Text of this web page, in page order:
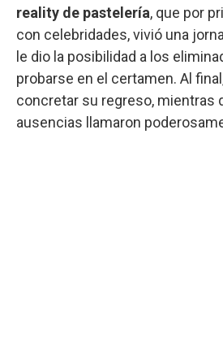
reality de pastelería, que por
con celebridades, vivió una
le dio la posibilidad a los
probarse en el certamen. Al
concretar su regreso, mientras
ausencias llamaron